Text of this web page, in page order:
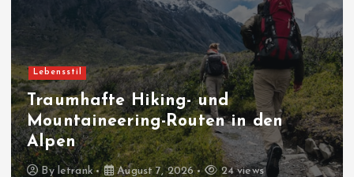
Blogs
Erfahrungen und
Herausforderungen als Hacker
éthique in Frankreich
Byletrank August 6, 2026 27 views